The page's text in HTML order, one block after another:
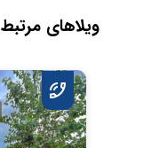
ویلاهای مرتبط